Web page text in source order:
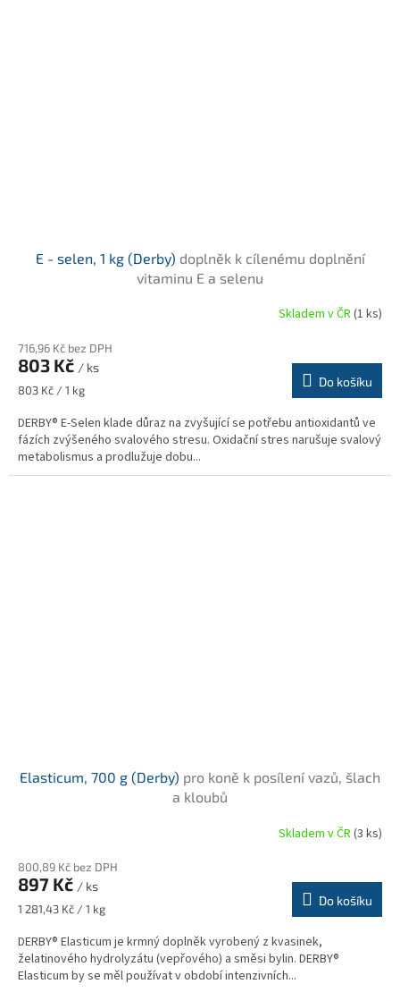
E - selen, 1 kg (Derby) doplněk k cílenému doplnění
vitaminu E a selenu
Skladem v ČR (1 ks)
716,96 Kč bez DPH
803 Kč / ks
Měrná
803 Kč / 1 kg
Do košíku
DERBY® E-Selen klade důraz na zvyšující se potřebu antioxidantů ve
fázích zvýšeného svalového stresu. Oxidační stres narušuje svalový
metabolismus a prodlužuje dobu...
Elasticum, 700 g (Derby) pro koně k posílení vazů, šlach
a kloubů
Skladem v ČR (3 ks)
800,89 Kč bez DPH
897 Kč / ks
Měrná
1 281,43 Kč / 1 kg
Do košíku
DERBY® Elasticum je krmný doplněk vyrobený z kvasinek,
želatinového hydrolyzátu (vepřového) a směsi bylin. DERBY®
Elasticum by se měl používat v období intenzivních...